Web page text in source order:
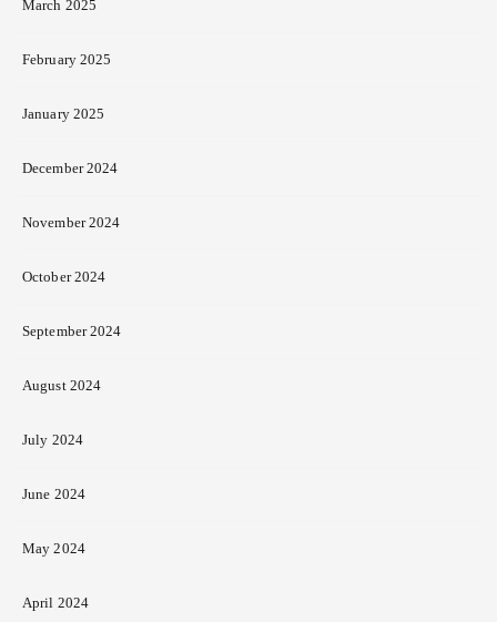
March 2025
February 2025
January 2025
December 2024
November 2024
October 2024
September 2024
August 2024
July 2024
June 2024
May 2024
April 2024